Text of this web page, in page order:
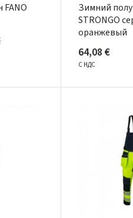
Зимний
STRONGO
оранжевый
64,08 €
С НДС
Pamiršote
Dar neturite